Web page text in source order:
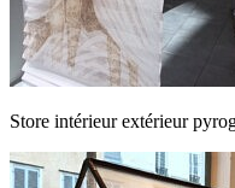
Store intérieur extérieur